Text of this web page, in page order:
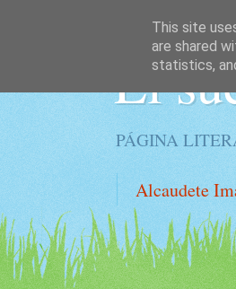
El
PÁGINA
Alcaudete
This site
are shared
statistics,